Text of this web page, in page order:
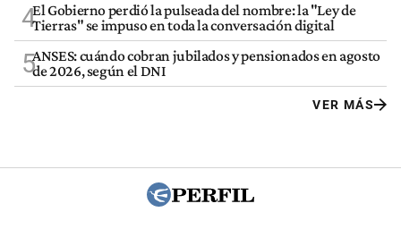
4El Gobierno perdió la pulseada del nombre: la "Ley de
Tierras" se impuso en toda la conversación digital
5ANSES: cuándo cobran jubilados y pensionados en agosto
de 2026, según el DNI
VER MÁS